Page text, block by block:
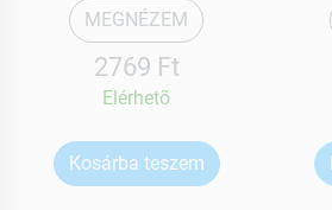
MEGNÉZEM
2769 Ft
Elérhetõ
Kosárba teszem